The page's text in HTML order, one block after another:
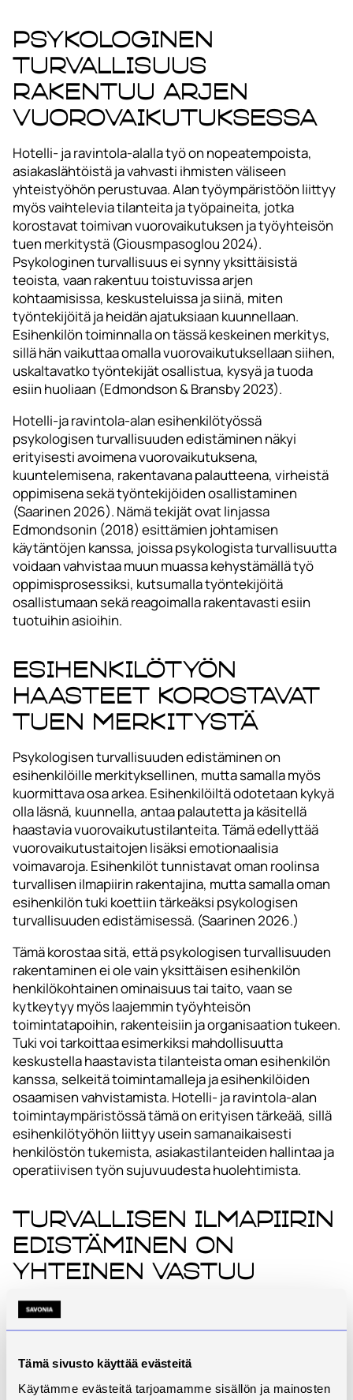
Tämä sivusto käyttää evästeitä
Käytämme evästeitä tarjoamamme sisällön ja mainosten
Psykologinen
turvallisuus
rakentuu arjen
vuorovaikutuksessa
Hotelli- ja ravintola-alalla työ on nopeatempoista,
asiakaslähtöistä ja vahvasti ihmisten väliseen
yhteistyöhön perustuvaa. Alan työympäristöön liittyy
myös vaihtelevia tilanteita ja työpaineita, jotka
korostavat toimivan vuorovaikutuksen ja työyhteisön
tuen merkitystä (Giousmpasoglou 2024).
Psykologinen turvallisuus ei synny yksittäisistä
teoista, vaan rakentuu toistuvissa arjen
kohtaamisissa, keskusteluissa ja siinä, miten
työntekijöitä ja heidän ajatuksiaan kuunnellaan.
Esihenkilön toiminnalla on tässä keskeinen merkitys,
sillä hän vaikuttaa omalla vuorovaikutuksellaan siihen,
uskaltavatko työntekijät osallistua, kysyä ja tuoda
esiin huoliaan (Edmondson & Bransby 2023).
Hotelli-ja ravintola-alan esihenkilötyössä
psykologisen turvallisuuden edistäminen näkyi
erityisesti avoimena vuorovaikutuksena,
kuuntelemisena, rakentavana palautteena, virheistä
oppimisena sekä työntekijöiden osallistaminen
(Saarinen 2026). Nämä tekijät ovat linjassa
Edmondsonin (2018) esittämien johtamisen
käytäntöjen kanssa, joissa psykologista turvallisuutta
voidaan vahvistaa muun muassa kehystämällä työ
oppimisprosessiksi, kutsumalla työntekijöitä
osallistumaan sekä reagoimalla rakentavasti esiin
tuotuihin asioihin.
Esihenkilötyön
haasteet korostavat
tuen merkitystä
Psykologisen turvallisuuden edistäminen on
esihenkilöille merkityksellinen, mutta samalla myös
kuormittava osa arkea. Esihenkilöiltä odotetaan kykyä
olla läsnä, kuunnella, antaa palautetta ja käsitellä
haastavia vuorovaikutustilanteita. Tämä edellyttää
vuorovaikutustaitojen lisäksi emotionaalisia
voimavaroja. Esihenkilöt tunnistavat oman roolinsa
turvallisen ilmapiirin rakentajina, mutta samalla oman
esihenkilön tuki koettiin tärkeäksi psykologisen
turvallisuuden edistämisessä. (Saarinen 2026.)
Tämä korostaa sitä, että psykologisen turvallisuuden
rakentaminen ei ole vain yksittäisen esihenkilön
henkilökohtainen ominaisuus tai taito, vaan se
kytkeytyy myös laajemmin työyhteisön
toimintatapoihin, rakenteisiin ja organisaation tukeen.
Tuki voi tarkoittaa esimerkiksi mahdollisuutta
keskustella haastavista tilanteista oman esihenkilön
kanssa, selkeitä toimintamalleja ja esihenkilöiden
osaamisen vahvistamista. Hotelli- ja ravintola-alan
toimintaympäristössä tämä on erityisen tärkeää, sillä
esihenkilötyöhön liittyy usein samanaikaisesti
henkilöstön tukemista, asiakastilanteiden hallintaa ja
operatiivisen työn sujuvuudesta huolehtimista.
Turvallisen ilmapiirin
edistäminen on
yhteinen vastuu
Saarisen (2026) opinnäytetyön perusteella
psykologisen turvallisuuden edistäminen hotelli- ja
osaamisen vahvistamista että organisaation tukea.